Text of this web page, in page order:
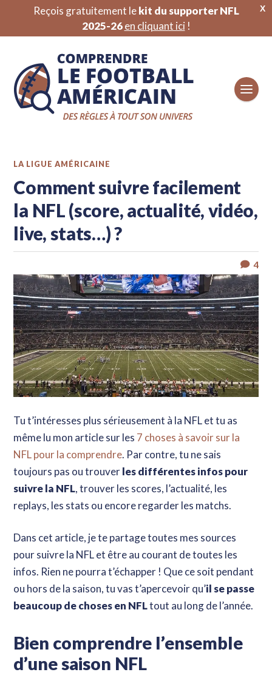
X
Reçois gratuitement lekit du supporter NFL
2025-26 en cliquant ici !
LA LIGUE AMÉRICAINE
Comment suivre facilement
la NFL (score, actualité, vidéo,
live, stats…) ?
4
Tu t’intéresses plus sérieusement à la NFL et tu as
même lu mon article sur les 7 choses à savoir sur la
NFL pour la comprendre. Par contre, tu ne sais
toujours pas ou trouverles différentes infos pour
suivre la NFL, trouver les scores, l’actualité, les
replays, les stats ou encore regarder les matchs.
Dans cet article, je te partage toutes mes sources
pour suivre la NFL et être au courant de toutes les
infos. Rien ne pourra t’échapper ! Que ce soit pendant
ou hors de la saison, tu vas t’apercevoir qu’il se passe
beaucoup de choses en NFLtout au long de l’année.
Bien comprendre l’ensemble
d’une saison NFL